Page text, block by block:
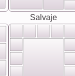
Salvaje